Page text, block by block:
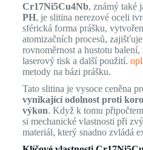
Cr17Ni5Cu4Nb, známý také
PH, je slitina nerezové oceli
sférická forma prášku,
atomizačních procesů,
rovnoměrnost a hustotu
laserový tisk a další použití.
metody na bázi prášku.
Tato slitina je vysoce ceněna
vynikající odolnost proti
výkon. Když k tomu
si mechanické vlastnosti při
materiál, který snadno zvládá